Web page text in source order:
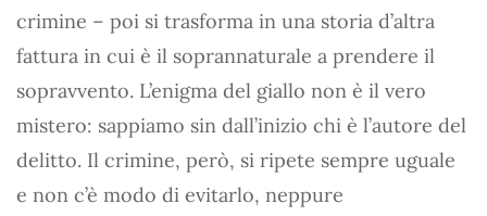
crimine – poi si trasforma in una storia d’altra
fattura in cui è il soprannaturale a prendere il
sopravvento. L’enigma del giallo non è il vero
mistero: sappiamo sin dall’inizio chi è l’autore del
delitto. Il crimine, però, si ripete sempre uguale
e non c’è modo di evitarlo, neppure